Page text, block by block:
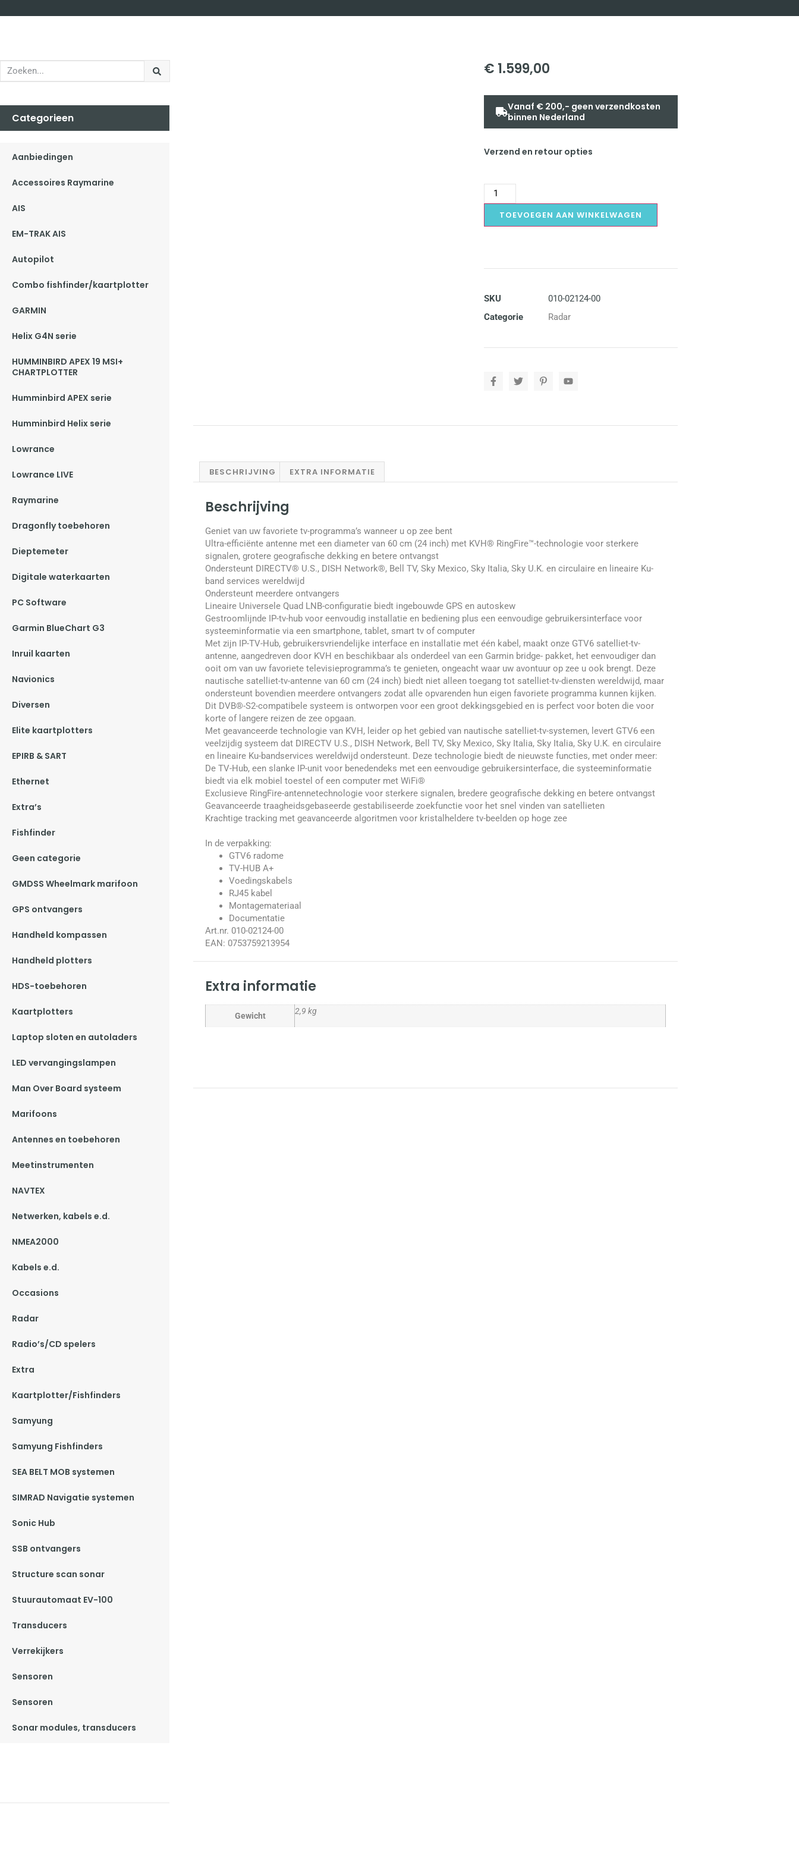
Categorieen
Aanbiedingen
Accessoires Raymarine
AIS
EM-TRAK AIS
Autopilot
Combo fishfinder/kaartplotter
GARMIN
Helix G4N serie
HUMMINBIRD APEX 19 MSI+
CHARTPLOTTER
Humminbird APEX serie
Humminbird Helix serie
Lowrance
Lowrance LIVE
Raymarine
Dragonfly toebehoren
Dieptemeter
Digitale waterkaarten
PC Software
Garmin BlueChart G3
Inruil kaarten
Navionics
Diversen
Elite kaartplotters
EPIRB & SART
Ethernet
Extra’s
Fishfinder
Geen categorie
GMDSS Wheelmark marifoon
GPS ontvangers
Handheld kompassen
Handheld plotters
HDS-toebehoren
Kaartplotters
Laptop sloten en autoladers
LED vervangingslampen
Man Over Board systeem
Marifoons
Antennes en toebehoren
Meetinstrumenten
NAVTEX
Netwerken, kabels e.d.
NMEA2000
Kabels e.d.
Occasions
Radar
Radio’s/CD spelers
Extra
Kaartplotter/Fishfinders
Samyung
Samyung Fishfinders
SEA BELT MOB systemen
SIMRAD Navigatie systemen
Sonic Hub
SSB ontvangers
Structure scan sonar
Stuurautomaat EV-100
Transducers
Verrekijkers
Sensoren
Sensoren
Sonar modules, transducers
€ 1.599,00
Vanaf € 200,- geen verzendkosten
binnen Nederland
Verzend en retour opties
TOEVOEGEN AAN WINKELWAGEN
SKU
010-02124-00
Categorie
Radar
BESCHRIJVING EXTRA INFORMATIE
Beschrijving
Geniet van uw favoriete tv-programma’s wanneer u op zee bent
Ultra-efficiënte antenne met een diameter van 60 cm (24 inch) met KVH® RingFire™-technologie voor sterkere
signalen, grotere geografische dekking en betere ontvangst
Ondersteunt DIRECTV® U.S., DISH Network®, Bell TV, Sky Mexico, Sky Italia, Sky U.K. en circulaire en lineaire Ku-
band services wereldwijd
Ondersteunt meerdere ontvangers
Lineaire Universele Quad LNB-configuratie biedt ingebouwde GPS en autoskew
Gestroomlijnde IP-tv-hub voor eenvoudig installatie en bediening plus een eenvoudige gebruikersinterface voor
systeeminformatie via een smartphone, tablet, smart tv of computer
Met zijn IP-TV-Hub, gebruikersvriendelijke interface en installatie met één kabel, maakt onze GTV6 satelliet-tv-
antenne, aangedreven door KVH en beschikbaar als onderdeel van een Garmin bridge- pakket, het eenvoudiger dan
ooit om van uw favoriete televisieprogramma’s te genieten, ongeacht waar uw avontuur op zee u ook brengt. Deze
nautische satelliet-tv-antenne van 60 cm (24 inch) biedt niet alleen toegang tot satelliet-tv-diensten wereldwijd, maar
ondersteunt bovendien meerdere ontvangers zodat alle opvarenden hun eigen favoriete programma kunnen kijken.
Dit DVB®-S2-compatibele systeem is ontworpen voor een groot dekkingsgebied en is perfect voor boten die voor
korte of langere reizen de zee opgaan.
Met geavanceerde technologie van KVH, leider op het gebied van nautische satelliet-tv-systemen, levert GTV6 een
veelzijdig systeem dat DIRECTV U.S., DISH Network, Bell TV, Sky Mexico, Sky Italia, Sky Italia, Sky U.K. en circulaire
en lineaire Ku-bandservices wereldwijd ondersteunt. Deze technologie biedt de nieuwste functies, met onder meer:
De TV-Hub, een slanke IP-unit voor benedendeks met een eenvoudige gebruikersinterface, die systeeminformatie
biedt via elk mobiel toestel of een computer met WiFi®
Exclusieve RingFire-antennetechnologie voor sterkere signalen, bredere geografische dekking en betere ontvangst
Geavanceerde traagheidsgebaseerde gestabiliseerde zoekfunctie voor het snel vinden van satellieten
Krachtige tracking met geavanceerde algoritmen voor kristalheldere tv-beelden op hoge zee
In de verpakking:
GTV6 radome
TV-HUB A+
Voedingskabels
RJ45 kabel
Montagemateriaal
Documentatie
Art.nr. 010-02124-00
EAN: 0753759213954
Extra informatie
Gewicht 2,9 kg